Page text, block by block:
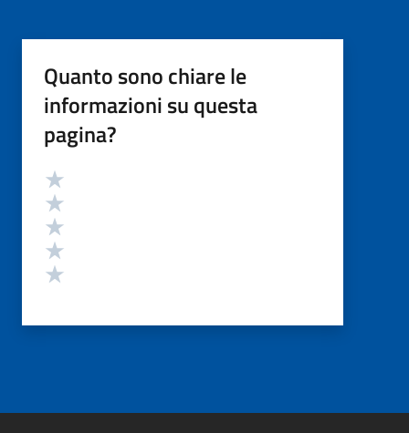
Quanto sono chiare le
informazioni su questa
pagina?
Valutazione